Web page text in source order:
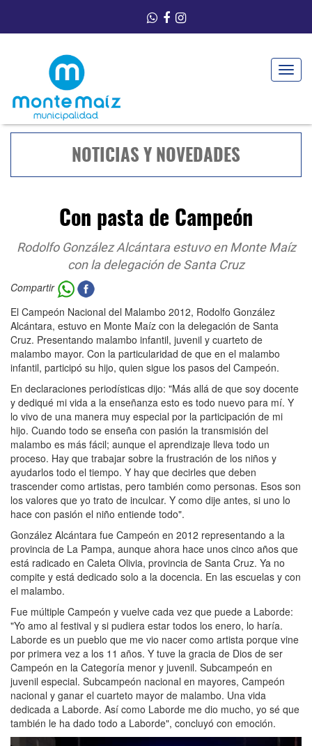
Toggle
NOTICIAS Y NOVEDADES
Con pasta de Campeón
Rodolfo González Alcántara estuvo en Monte Maíz
con la delegación de Santa Cruz
Compartir
El Campeón Nacional del Malambo 2012, Rodolfo González
Alcántara, estuvo en Monte Maíz con la delegación de Santa
Cruz. Presentando malambo infantil, juvenil y cuarteto de
malambo mayor. Con la particularidad de que en el malambo
infantil, participó su hijo, quien sigue los pasos del Campeón.
En declaraciones periodísticas dijo: "Más allá de que soy docente
y dediqué mi vida a la enseñanza esto es todo nuevo para mí. Y
lo vivo de una manera muy especial por la participación de mi
hijo. Cuando todo se enseña con pasión la transmisión del
malambo es más fácil; aunque el aprendizaje lleva todo un
proceso. Hay que trabajar sobre la frustración de los niños y
ayudarlos todo el tiempo. Y hay que decirles que deben
trascender como artistas, pero también como personas. Esos son
los valores que yo trato de inculcar. Y como dije antes, si uno lo
hace con pasión el niño entiende todo".
González Alcántara fue Campeón en 2012 representando a la
provincia de La Pampa, aunque ahora hace unos cinco años que
está radicado en Caleta Olivia, provincia de Santa Cruz. Ya no
compite y está dedicado solo a la docencia. En las escuelas y con
el malambo.
Fue múltiple Campeón y vuelve cada vez que puede a Laborde:
"Yo amo al festival y si pudiera estar todos los enero, lo haría.
Laborde es un pueblo que me vio nacer como artista porque vine
por primera vez a los 11 años. Y tuve la gracia de Dios de ser
Campeón en la Categoría menor y juvenil. Subcampeón en
juvenil especial. Subcampeón nacional en mayores, Campeón
nacional y ganar el cuarteto mayor de malambo. Una vida
dedicada a Laborde. Así como Laborde me dio mucho, yo sé que
también le ha dado todo a Laborde", concluyó con emoción.